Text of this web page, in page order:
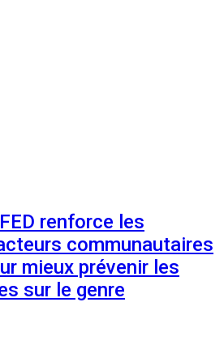
renforce les
communautaires
mieux prévenir les
sur le genre